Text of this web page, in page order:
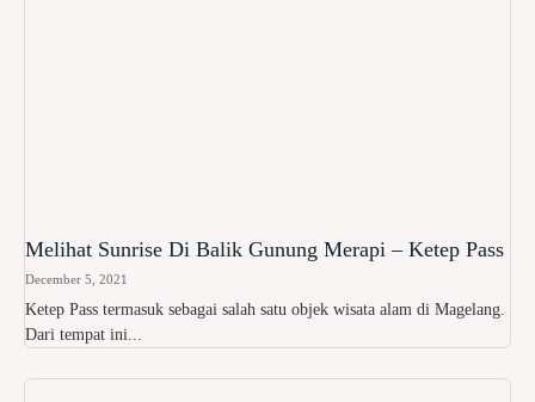
Melihat Sunrise Di Balik Gunung Merapi – Ketep Pass
December 5, 2021
Ketep Pass termasuk sebagai salah satu objek wisata alam di Magelang.
Dari tempat ini...